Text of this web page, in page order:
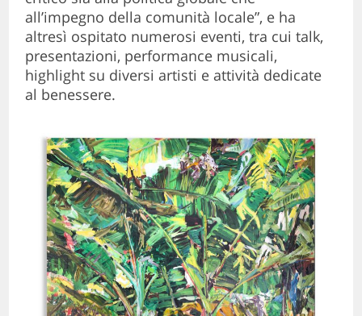
all’impegno della comunità locale”, e ha
altresì ospitato numerosi eventi, tra cui talk,
presentazioni, performance musicali,
highlight su diversi artisti e attività dedicate
al benessere.